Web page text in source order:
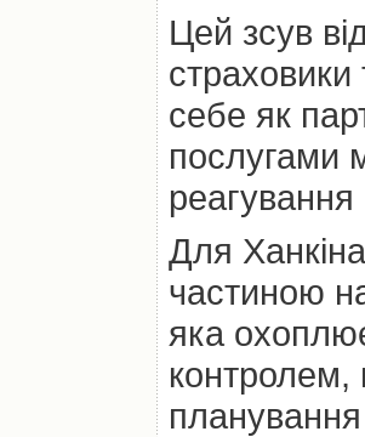
Цей зсув
страховики
себе як
послугами
Для
частиною
яка
контролем,
планування